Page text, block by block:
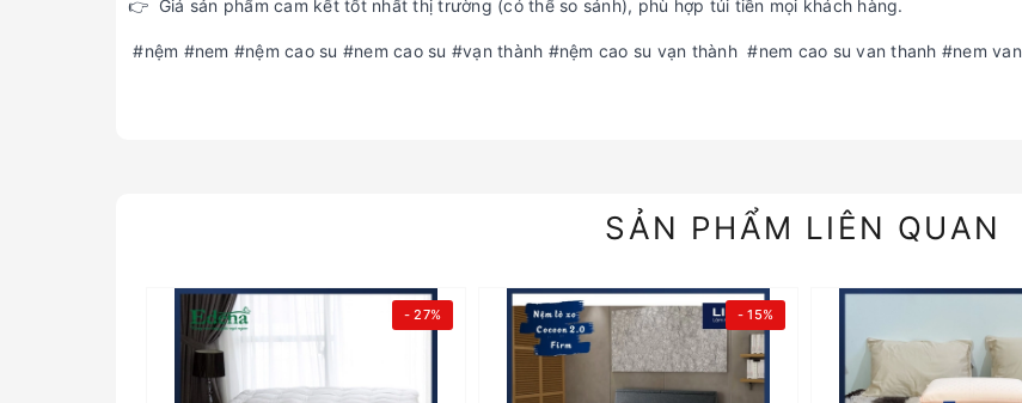
👉 Giá sản phẩm cam kết tốt nhất thị trường (có thể so sánh), phù hợp túi tiền mọi khách hàng.
#nệm #nem #nệm cao su #nem cao su #vạn thành #nệm cao su vạn thành #nem cao su van thanh #nem van
SẢN PHẨM LIÊN QUAN
- 27% - 15%